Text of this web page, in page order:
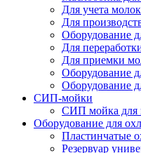
Для учета
Для
Оборудование
Для
Для приемки
Оборудование
Оборудование
СИП-мойки
СИП мойка для
Оборудование для
Пластинчатые
Резервуар